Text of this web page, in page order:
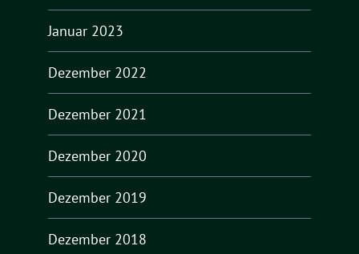
Januar 2023
Dezember 2022
Dezember 2021
Dezember 2020
Dezember 2019
Dezember 2018